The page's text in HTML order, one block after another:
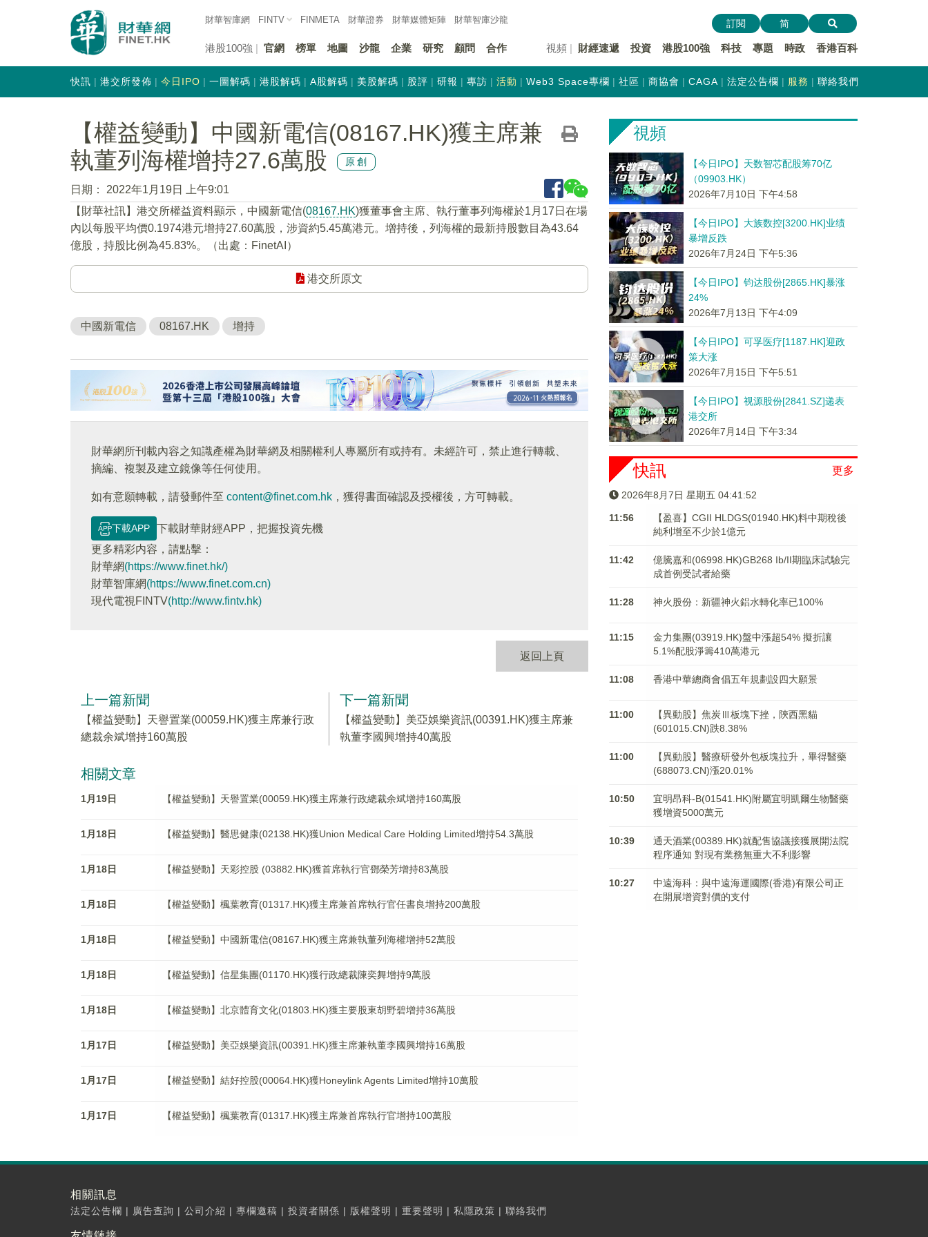
財華智庫網 FINTV FINMETA 財華證券 財華媒體矩陣 財華智庫沙龍
港股100強 官網 榜單 地圖 沙龍 企業 研究 顧問 合作 視頻 財經速遞 投資 港股100強 科技 專題 時政 香港百科
訂閱 简
快訊 港交所發佈 今日IPO 一圖解碼 港股解碼 A股解碼 美股解碼 股評 研報 專訪 活動 Web3 Space專欄 社區 商協會 CAGA 法定公告欄 服務 聯絡我們
【權益變動】中國新電信(08167.HK)獲主席兼
執董列海權增持27.6萬股
原創
日期：
2022年1月19日 上午9:01
【財華社訊】港交所權益資料顯示，中國新電信(08167.HK)獲董事會主席、執行董事列海權於1月17日在場
內以每股平均價0.1974港元增持27.60萬股，涉資約5.45萬港元。增持後，列海權的最新持股數目為43.64
億股，持股比例為45.83%。（出處：FinetAI）
港交所原文
中國新電信 08167.HK 增持
財華網所刊載內容之知識產權為財華網及相關權利人專屬所有或持有。未經許可，禁止進行轉載、
摘編、複製及建立鏡像等任何使用。
如有意願轉載，請發郵件至 content@finet.com.hk ，獲得書面確認及授權後，方可轉載。
下載APP
下載財華財經APP，把握投資先機
更多精彩内容，請點擊：
財華網(https://www.finet.hk/)
財華智庫網(https://www.finet.com.cn)
現代電視FINTV(http://www.fintv.hk)
返回上頁
上一篇新聞
【權益變動】天譽置業(00059.HK)獲主席兼行政
總裁余斌增持160萬股
下一篇新聞
【權益變動】美亞娛樂資訊(00391.HK)獲主席兼
執董李國興增持40萬股
相關文章
1月19日 【權益變動】天譽置業(00059.HK)獲主席兼行政總裁余斌增持160萬股
1月18日 【權益變動】醫思健康(02138.HK)獲Union Medical Care Holding Limited增持54.3萬股
1月18日 【權益變動】天彩控股 (03882.HK)獲首席執行官鄧榮芳增持83萬股
1月18日 【權益變動】楓葉教育(01317.HK)獲主席兼首席執行官任書良增持200萬股
1月18日 【權益變動】中國新電信(08167.HK)獲主席兼執董列海權增持52萬股
1月18日 【權益變動】信星集團(01170.HK)獲行政總裁陳奕舞增持9萬股
1月18日 【權益變動】北京體育文化(01803.HK)獲主要股東胡野碧增持36萬股
1月17日 【權益變動】美亞娛樂資訊(00391.HK)獲主席兼執董李國興增持16萬股
1月17日 【權益變動】結好控股(00064.HK)獲Honeylink Agents Limited增持10萬股
1月17日 【權益變動】楓葉教育(01317.HK)獲主席兼首席執行官增持100萬股
視頻
【今日IPO】天数智芯配股筹70亿
（09903.HK）
2026年7月10日 下午4:58
【今日IPO】大族数控[3200.HK]业绩
暴增反跌
2026年7月24日 下午5:36
【今日IPO】钧达股份[2865.HK]暴涨
24%
2026年7月13日 下午4:09
【今日IPO】可孚医疗[1187.HK]迎政
策大涨
2026年7月15日 下午5:51
【今日IPO】视源股份[2841.SZ]递表
港交所
2026年7月14日 下午3:34
更多
快訊
2026年8月7日 星期五 04:41:53
11:56
【盈喜】CGII HLDGS(01940.HK)料中期稅後
純利增至不少於1億元
11:42
億騰嘉和(06998.HK)GB268 Ib/II期臨床試驗完
成首例受試者給藥
11:28 神火股份：新疆神火鋁水轉化率已100%
11:15
金力集團(03919.HK)盤中漲超54% 擬折讓
5.1%配股淨籌410萬港元
11:08 香港中華總商會倡五年規劃設四大願景
11:00
【異動股】焦炭Ⅲ板塊下挫，陝西黑貓
(601015.CN)跌8.38%
11:00
【異動股】醫療研發外包板塊拉升，畢得醫藥
(688073.CN)漲20.01%
10:50
宜明昂科-B(01541.HK)附屬宜明凱爾生物醫藥
獲增資5000萬元
10:39
通天酒業(00389.HK)就配售協議接獲展開法院
程序通知 對現有業務無重大不利影響
10:27
中遠海科：與中遠海運國際(香港)有限公司正
在開展增資對價的支付
相關訊息
法定公告欄 | 廣告查詢 | 公司介紹 | 專欄邀稿 | 投資者關係 | 版權聲明 | 重要聲明 | 私隱政策 | 聯絡我們